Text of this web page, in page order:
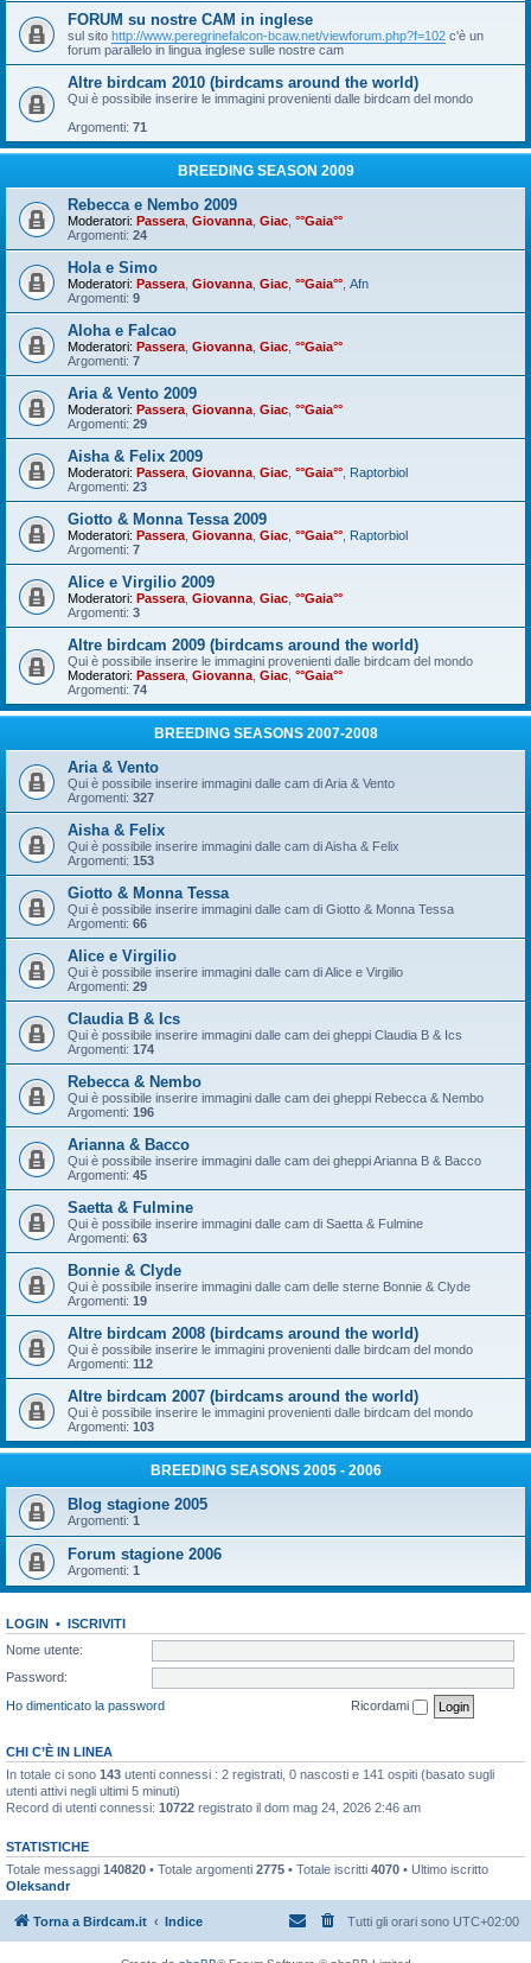
FORUM su nostre CAM in inglese
sul sito http://www.peregrinefalcon-bcaw.net/viewforum.php?f=102 c'è un
forum parallelo in lingua inglese sulle nostre cam
Altre birdcam 2010 (birdcams around the world)
Qui è possibile inserire le immagini provenienti dalle birdcam del mondo
Argomenti: 71
BREEDING SEASON 2009
Rebecca e Nembo 2009
Moderatori: Passera Giovanna Giac °°Gaia°°
Argomenti: 24
Hola e Simo
Moderatori: Passera Giovanna Giac °°Gaia°° Afn
Argomenti: 9
Aloha e Falcao
Moderatori: Passera Giovanna Giac °°Gaia°°
Argomenti: 7
Aria & Vento 2009
Moderatori: Passera Giovanna Giac °°Gaia°°
Argomenti: 29
Aisha & Felix 2009
Moderatori: Passera Giovanna Giac °°Gaia°° Raptorbiol
Argomenti: 23
Giotto & Monna Tessa 2009
Moderatori: Passera Giovanna Giac °°Gaia°° Raptorbiol
Argomenti: 7
Alice e Virgilio 2009
Moderatori: Passera Giovanna Giac °°Gaia°°
Argomenti: 3
Altre birdcam 2009 (birdcams around the world)
Qui è possibile inserire le immagini provenienti dalle birdcam del mondo
Moderatori: Passera Giovanna Giac °°Gaia°°
Argomenti: 74
BREEDING SEASONS 2007-2008
Aria & Vento
Qui è possibile inserire immagini dalle cam di Aria & Vento
Argomenti: 327
Aisha & Felix
Qui è possibile inserire immagini dalle cam di Aisha & Felix
Argomenti: 153
Giotto & Monna Tessa
Qui è possibile inserire immagini dalle cam di Giotto & Monna Tessa
Argomenti: 66
Alice e Virgilio
Qui è possibile inserire immagini dalle cam di Alice e Virgilio
Argomenti: 29
Claudia B & Ics
Qui è possibile inserire immagini dalle cam dei gheppi Claudia B & Ics
Argomenti: 174
Rebecca & Nembo
Qui è possibile inserire immagini dalle cam dei gheppi Rebecca & Nembo
Argomenti: 196
Arianna & Bacco
Qui è possibile inserire immagini dalle cam dei gheppi Arianna B & Bacco
Argomenti: 45
Saetta & Fulmine
Qui è possibile inserire immagini dalle cam di Saetta & Fulmine
Argomenti: 63
Bonnie & Clyde
Qui è possibile inserire immagini dalle cam delle sterne Bonnie & Clyde
Argomenti: 19
Altre birdcam 2008 (birdcams around the world)
Qui è possibile inserire le immagini provenienti dalle birdcam del mondo
Argomenti: 112
Altre birdcam 2007 (birdcams around the world)
Qui è possibile inserire le immagini provenienti dalle birdcam del mondo
Argomenti: 103
BREEDING SEASONS 2005 - 2006
Blog stagione 2005
Argomenti: 1
Forum stagione 2006
Argomenti: 1
LOGIN • ISCRIVITI
Nome utente:
Password:
Ho dimenticato la password
Ricordami
CHI C’È IN LINEA
In totale ci sono 143 utenti connessi : 2 registrati, 0 nascosti e 141 ospiti (basato sugli
utenti attivi negli ultimi 5 minuti)
Record di utenti connessi: 10722 registrato il dom mag 24, 2026 2:46 am
STATISTICHE
Totale messaggi 140820 • Totale argomenti 2775 • Totale iscritti 4070 • Ultimo iscritto
Oleksandr
Torna a Birdcam.it Indice Tutti gli orari sono UTC+02:00